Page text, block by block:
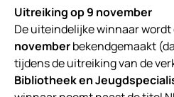
Uitreiking op 9 november
De uiteindelijke winnaar wordt
novemberbekendgemaakt
tijdens de uitreiking van de
Bibliotheek en